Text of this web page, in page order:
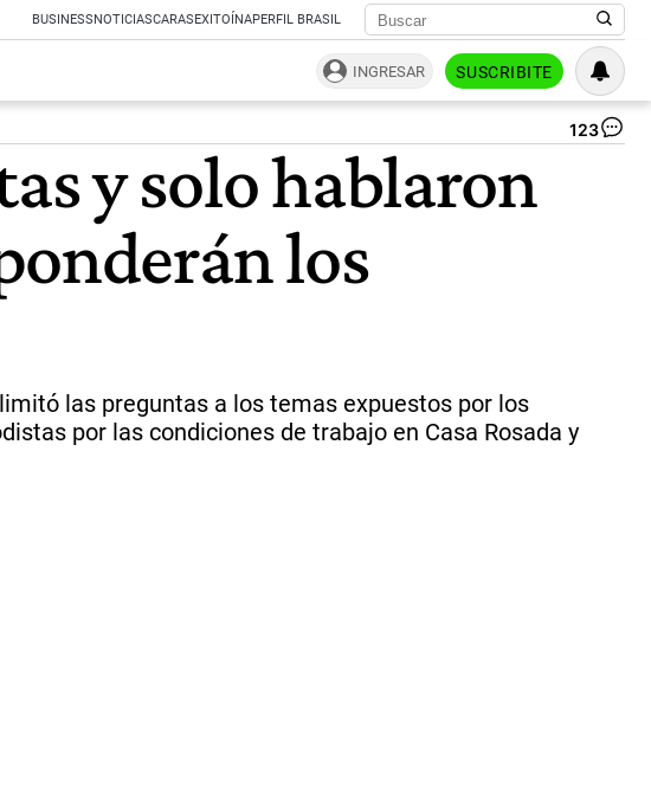
BUSINESSNOTICIASCARASEXITOÍNAPERFIL BRASIL
INGRESAR SUSCRIBITE
123
y solo hablaron
los
las preguntas a los temas expuestos por los
por las condiciones de trabajo en Casa Rosada y